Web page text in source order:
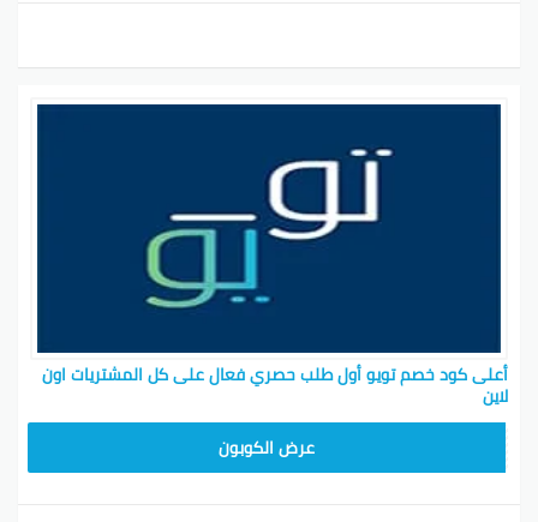
أعلى كود خصم تويو أول طلب حصري فعال على كل المشتريات اون
لاين
عرض الكوبون